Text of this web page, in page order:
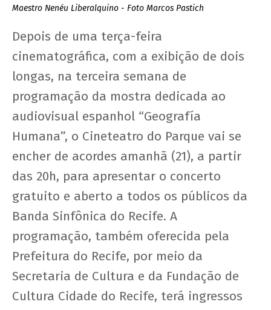
Maestro Nenéu Liberalquino - Foto Marcos Pastich
Depois de uma terça-feira
cinematográfica, com a exibição de dois
longas, na terceira semana de
programação da mostra dedicada ao
audiovisual espanhol “Geografía
Humana”, o Cineteatro do Parque vai se
encher de acordes amanhã (21), a partir
das 20h, para apresentar o concerto
gratuito e aberto a todos os públicos da
Banda Sinfônica do Recife. A
programação, também oferecida pela
Prefeitura do Recife, por meio da
Secretaria de Cultura e da Fundação de
Cultura Cidade do Recife, terá ingressos